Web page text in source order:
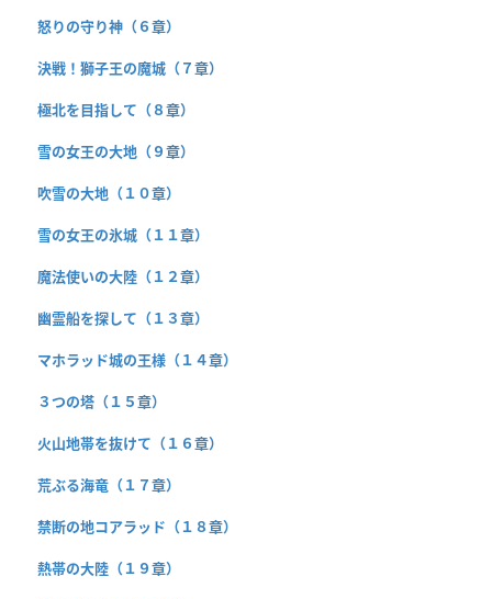
怒りの守り神（６章）
決戦！獅子王の魔城（７章）
極北を目指して（８章）
雪の女王の大地（９章）
吹雪の大地（１０章）
雪の女王の氷城（１１章）
魔法使いの大陸（１２章）
幽霊船を探して（１３章）
マホラッド城の王様（１４章）
３つの塔（１５章）
火山地帯を抜けて（１６章）
荒ぶる海竜（１７章）
禁断の地コアラッド（１８章）
熱帯の大陸（１９章）